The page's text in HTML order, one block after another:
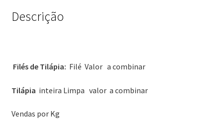
Descrição
Filés de Tilápia: Filé Valor a combinar
Tilápia inteira Limpa valor a combinar
Vendas por Kg